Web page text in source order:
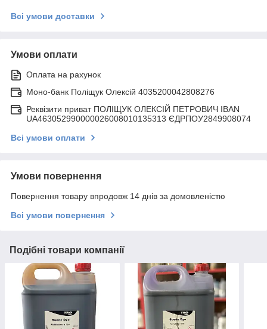
Всі умови доставки
Умови оплати
Оплата на рахунок
Моно-банк Поліщук Олексій 4035200042808276
Реквізити приват ПОЛІЩУК ОЛЕКСІЙ ПЕТРОВИЧ IBAN
UA463052990000026008010135313 ЄДРПОУ2849908074
Всі умови оплати
Умови повернення
Повернення товару впродовж 14 днів за домовленістю
Всі умови повернення
Подібні товари компанії